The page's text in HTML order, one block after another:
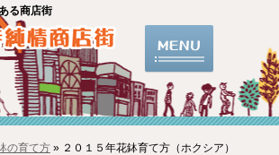
る商店街
の育て方» ２０１５年花鉢育て方（ホクシア）